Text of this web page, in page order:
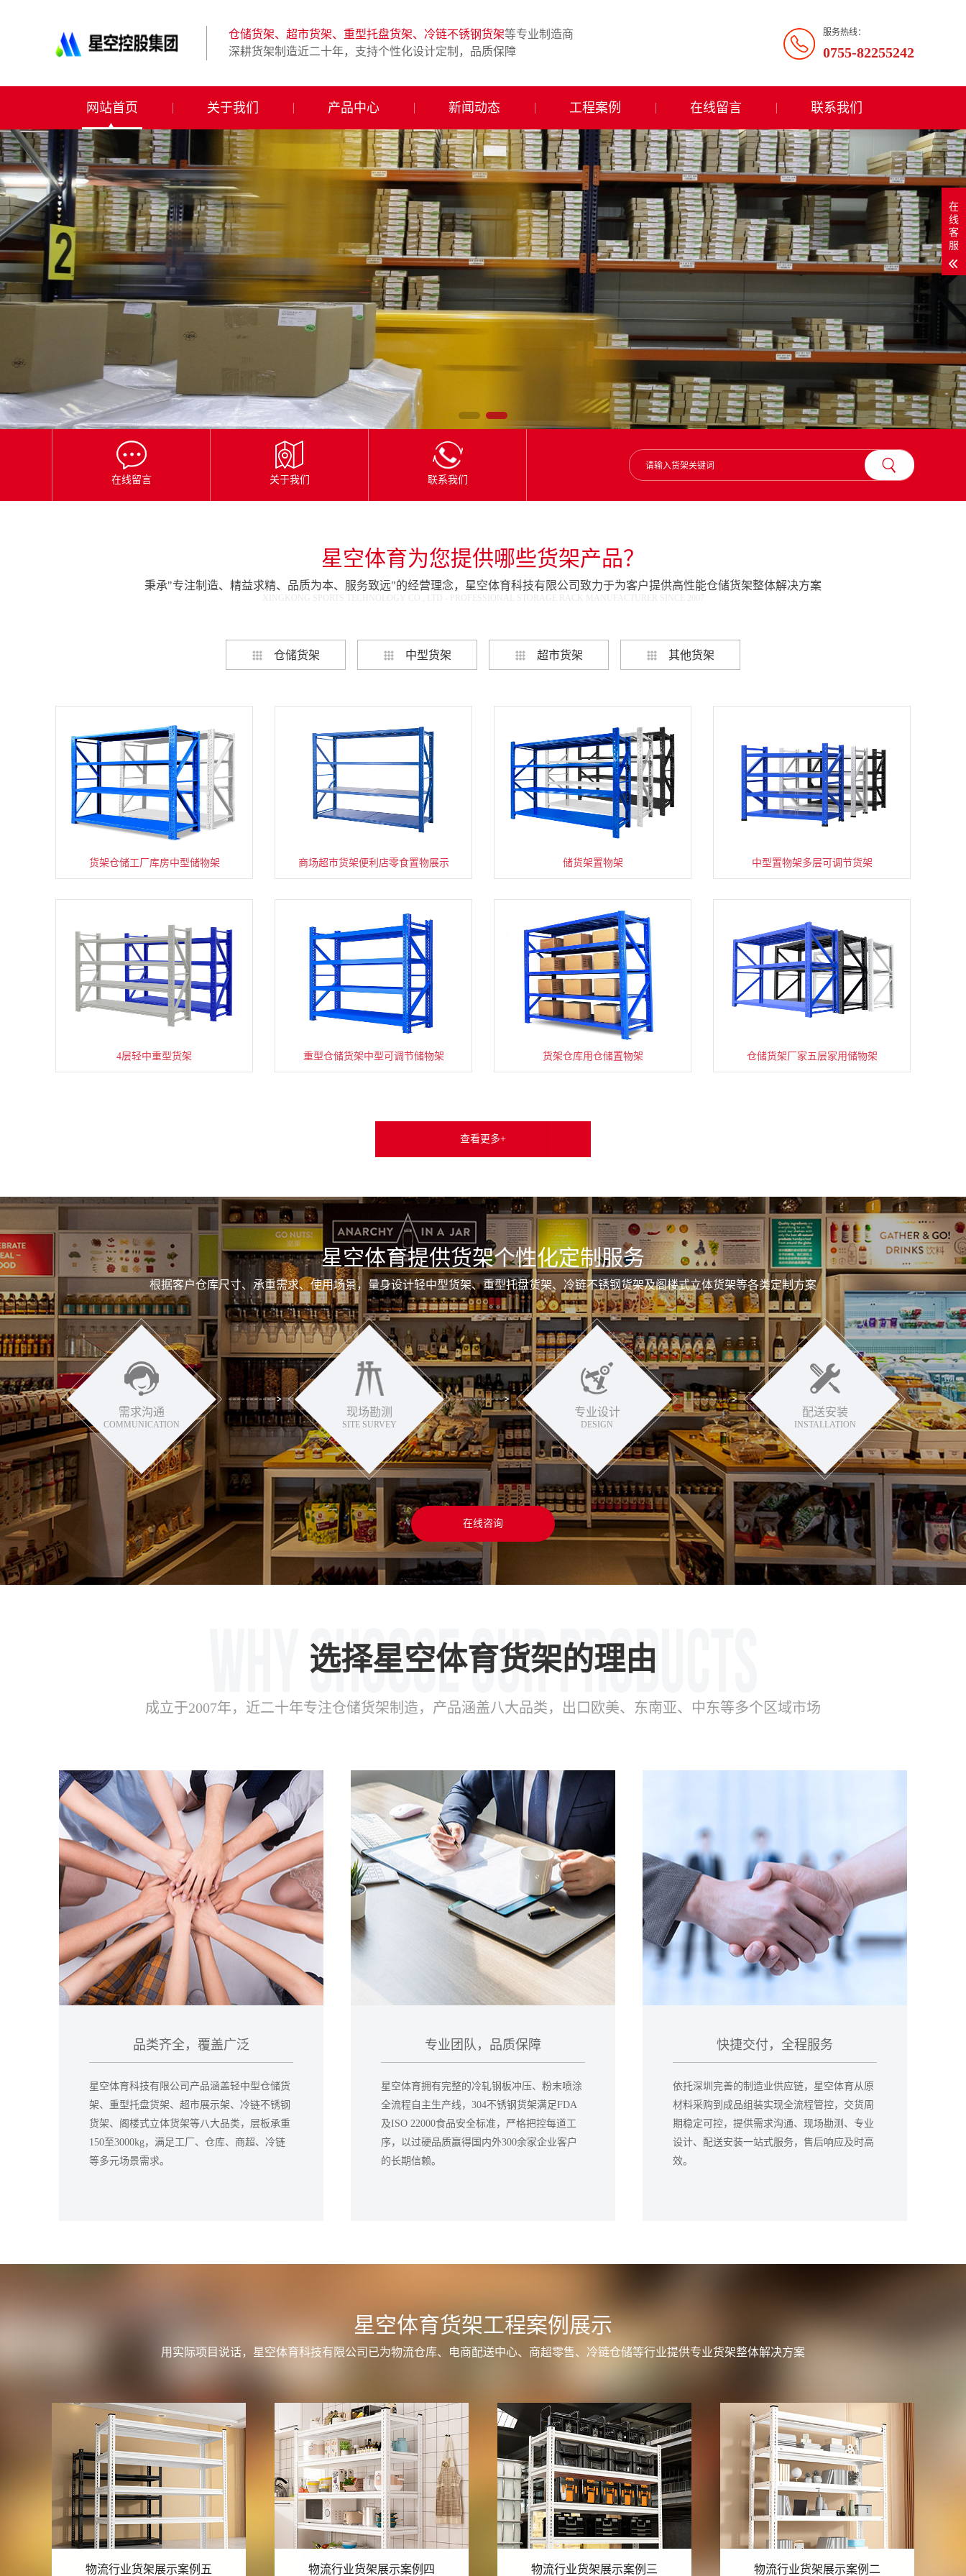
有
仓
储
货
架|
超
货
架|
重
型
货
架
制
造
网
服务热线：
0755-82255242
仓储货架、超市货架、重型托盘货架、冷链不锈钢货架等专业制造商
深耕货架制造近二十年，支持个性化设计定制，品质保障
网站首页 关于我们 产品中心 新闻动态 工程案例 在线留言 联系我们
在线留言 关于我们 联系我们
星空体育为您提供哪些货架产品？
秉承"专注制造、精益求精、品质为本、服务致远"的经营理念，星空体育科技有限公司致力于为客户提供高性能仓储货架整体解决方案
XINGKONG SPORTS TECHNOLOGY CO., LTD - PROFESSIONAL STORAGE RACK MANUFACTURER SINCE 2007
仓储货架 中型货架 超市货架 其他货架
货架仓储工厂库房中型储物架 商场超市货架便利店零食置物展示 储货架置物架 中型置物架多层可调节货架
4层轻中重型货架 重型仓储货架中型可调节储物架 货架仓库用仓储置物架 仓储货架厂家五层家用储物架
家用货架置物架多层阳台收纳 速装货架多层置物架 超市零食储物架快递货物架 货架仓库用仓储置物架四层展示架
查看更多+
星空体育提供货架个性化定制服务
根据客户仓库尺寸、承重需求、使用场景，量身设计轻中型货架、重型托盘货架、冷链不锈钢货架及阁楼式立体货架等各类定制方案
需求沟通
COMMUNICATION
现场勘测
SITE SURVEY
专业设计
DESIGN
配送安装
INSTALLATION
在线咨询
选择星空体育货架的理由
成立于2007年，近二十年专注仓储货架制造，产品涵盖八大品类，出口欧美、东南亚、中东等多个区域市场
品类齐全，覆盖广泛
星空体育科技有限公司产品涵盖轻中型仓储货
架、重型托盘货架、超市展示架、冷链不锈钢
货架、阁楼式立体货架等八大品类，层板承重
150至3000kg，满足工厂、仓库、商超、冷链
等多元场景需求。
专业团队，品质保障
星空体育拥有完整的冷轧钢板冲压、粉末喷涂
全流程自主生产线，304不锈钢货架满足FDA
及ISO 22000食品安全标准，严格把控每道工
序，以过硬品质赢得国内外300余家企业客户
的长期信赖。
快捷交付，全程服务
依托深圳完善的制造业供应链，星空体育从原
材料采购到成品组装实现全流程管控，交货周
期稳定可控，提供需求沟通、现场勘测、专业
设计、配送安装一站式服务，售后响应及时高
效。
星空体育货架工程案例展示
用实际项目说话，星空体育科技有限公司已为物流仓库、电商配送中心、商超零售、冷链仓储等行业提供专业货架整体解决方案
物流行业货架展示案例四 物流行业货架展示案例三 物流行业货架展示案例二 物流行业货架展示案例一
在
线
客
服